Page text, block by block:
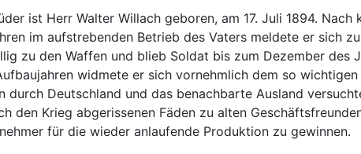
ist Herr Walter Willach geboren, am 17. Juli 1894. Nach
im aufstrebenden Betrieb des Vaters meldete er sich
zu den Waffen und blieb Soldat bis zum Dezember des
widmete er sich vornehmlich dem so wichtigen
durch Deutschland und das benachbarte Ausland
den Krieg abgerissenen Fäden zu alten
für die wieder anlaufende Produktion zu gewinnen.